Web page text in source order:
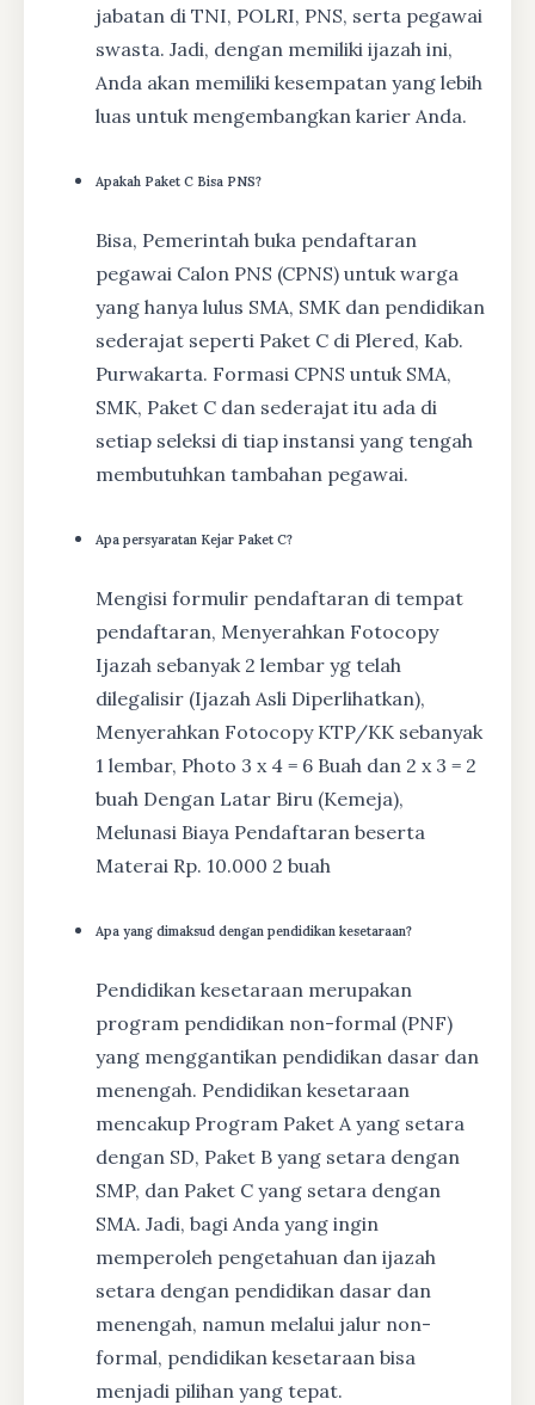
jabatan di TNI, POLRI, PNS, serta pegawai
swasta. Jadi, dengan memiliki ijazah ini,
Anda akan memiliki kesempatan yang lebih
luas untuk mengembangkan karier Anda.
Apakah Paket C Bisa PNS?
Bisa, Pemerintah buka pendaftaran
pegawai Calon PNS (CPNS) untuk warga
yang hanya lulus SMA, SMK dan pendidikan
sederajat seperti Paket C di Plered, Kab.
Purwakarta. Formasi CPNS untuk SMA,
SMK, Paket C dan sederajat itu ada di
setiap seleksi di tiap instansi yang tengah
membutuhkan tambahan pegawai.
Apa persyaratan Kejar Paket C?
Mengisi formulir pendaftaran di tempat
pendaftaran, Menyerahkan Fotocopy
Ijazah sebanyak 2 lembar yg telah
dilegalisir (Ijazah Asli Diperlihatkan),
Menyerahkan Fotocopy KTP/KK sebanyak
1 lembar, Photo 3 x 4 = 6 Buah dan 2 x 3 = 2
buah Dengan Latar Biru (Kemeja),
Melunasi Biaya Pendaftaran beserta
Materai Rp. 10.000 2 buah
Apa yang dimaksud dengan pendidikan kesetaraan?
Pendidikan kesetaraan merupakan
program pendidikan non-formal (PNF)
yang menggantikan pendidikan dasar dan
menengah. Pendidikan kesetaraan
mencakup Program Paket A yang setara
dengan SD, Paket B yang setara dengan
SMP, dan Paket C yang setara dengan
SMA. Jadi, bagi Anda yang ingin
memperoleh pengetahuan dan ijazah
setara dengan pendidikan dasar dan
menengah, namun melalui jalur non-
formal, pendidikan kesetaraan bisa
menjadi pilihan yang tepat.